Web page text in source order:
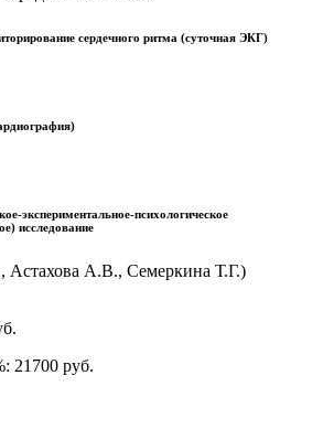
сердечного ритма (суточная ЭКГ)
экспериментальное-психологическое
исследование
А.В., Семеркина Т.Г.)
21700 руб.